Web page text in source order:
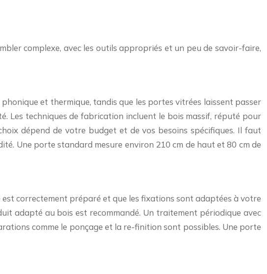
complexe, avec les outils appropriés et un peu de savoir-faire,
et thermique, tandis que les portes vitrées laissent passer
Les techniques de fabrication incluent le bois massif, réputé pour
dépend de votre budget et de vos besoins spécifiques. Il faut
Une porte standard mesure environ 210 cm de haut et 80 cm de
correctement préparé et que les fixations sont adaptées à votre
adapté au bois est recommandé. Un traitement périodique avec
comme le ponçage et la re-finition sont possibles. Une porte